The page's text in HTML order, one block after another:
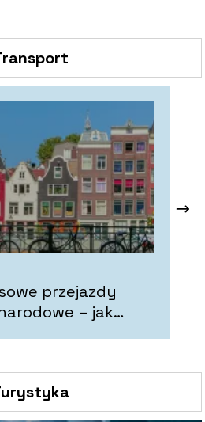
przejazdy
– jak